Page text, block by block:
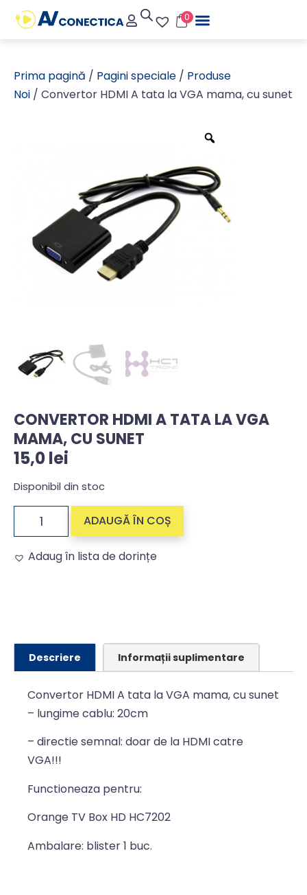
0
Prima pagină / Pagini speciale / Produse
Noi / Convertor HDMI A tata la VGA mama, cu sunet
CONVERTOR HDMI A TATA LA VGA
MAMA, CU SUNET
15,0lei
Disponibil din stoc
ADAUGĂ ÎN COȘ
Adaug în lista de dorințe
Descriere Informații suplimentare
Convertor HDMI A tata la VGA mama, cu sunet
– lungime cablu: 20cm
– directie semnal: doar de la HDMI catre
VGA!!!
Functioneaza pentru:
Orange TV Box HD HC7202
Ambalare: blister 1 buc.